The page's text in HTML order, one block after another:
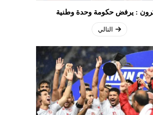
: يرفض حكومة وحدة وطنية
التالي